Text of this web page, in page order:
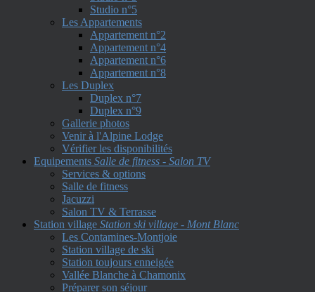
Studio n°5
Les Appartements
Appartement n°2
Appartement n°4
Appartement n°6
Appartement n°8
Les Duplex
Duplex n°7
Duplex n°9
Gallerie photos
Venir à l'Alpine Lodge
Vérifier les disponibilités
Equipements Salle de fitness - Salon TV
Services & options
Salle de fitness
Jacuzzi
Salon TV & Terrasse
Station village Station ski village - Mont Blanc
Les Contamines-Montjoie
Station village de ski
Station toujours enneigée
Vallée Blanche à Chamonix
Préparer son séjour